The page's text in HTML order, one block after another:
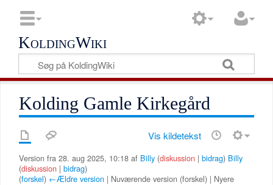
KoldingWiki
Kolding Gamle Kirkegård
Vis kildetekst
Version fra 28. aug 2025, 10:18 af Billy (diskussion |bidrag) Billy
(diskussion |bidrag)
(forskel) ←Ældre version | Nuværende version (forskel) | Nyere